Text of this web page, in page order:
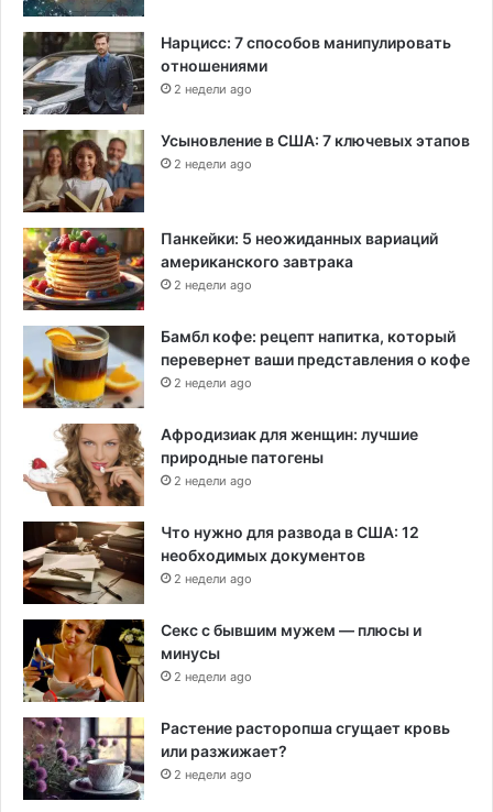
Нарцисс: 7 способов манипулировать
отношениями
2 недели ago
Усыновление в США: 7 ключевых этапов
2 недели ago
Панкейки: 5 неожиданных вариаций
американского завтрака
2 недели ago
Бамбл кофе: рецепт напитка, который
перевернет ваши представления о кофе
2 недели ago
Афродизиак для женщин: лучшие
природные патогены
2 недели ago
Что нужно для развода в США: 12
необходимых документов
2 недели ago
Секс с бывшим мужем — плюсы и
минусы
2 недели ago
Растение расторопша сгущает кровь
или разжижает?
2 недели ago